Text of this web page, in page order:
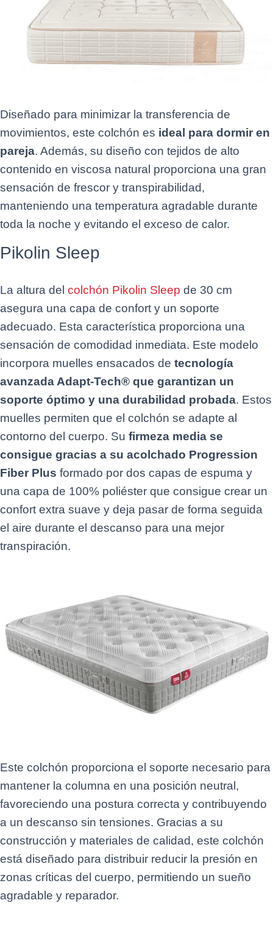
Diseñado para minimizar la transferencia de
movimientos, este colchón es ideal para dormir en
pareja. Además, su diseño con tejidos de alto
contenido en viscosa natural proporciona una gran
sensación de frescor y transpirabilidad,
manteniendo una temperatura agradable durante
toda la noche y evitando el exceso de calor.
Pikolin Sleep
La altura del colchón Pikolin Sleep de 30 cm
asegura una capa de confort y un soporte
adecuado. Esta característica proporciona una
sensación de comodidad inmediata. Este modelo
incorpora muelles ensacados de tecnología
avanzada Adapt-Tech® que garantizan un
soporte óptimo y una durabilidad probada. Estos
muelles permiten que el colchón se adapte al
contorno del cuerpo. Su firmeza media se
consigue gracias a su acolchado Progression
Fiber Plus formado por dos capas de espuma y
una capa de 100% poliéster que consigue crear un
confort extra suave y deja pasar de forma seguida
el aire durante el descanso para una mejor
transpiración.
Este colchón proporciona el soporte necesario para
mantener la columna en una posición neutral,
favoreciendo una postura correcta y contribuyendo
a un descanso sin tensiones. Gracias a su
construcción y materiales de calidad, este colchón
está diseñado para distribuir reducir la presión en
zonas críticas del cuerpo, permitiendo un sueño
agradable y reparador.